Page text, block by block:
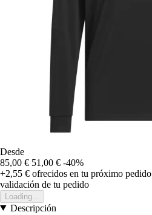
Desde
85,00 € 51,00 € -40%
+2,55 € ofrecidos en tu próximo pedido
validación de tu pedido
Loading...
Descripción